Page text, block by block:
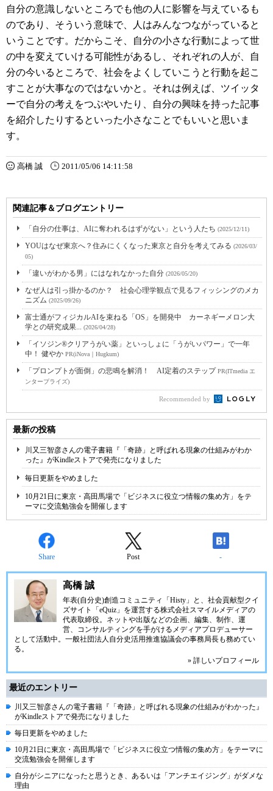
自分の意識しないところでも他の人に影響を与えているも
のであり、そういう意味で、人はみんなつながっていると
いうことです。だからこそ、自分の小さな行動によって世
の中を変えていける可能性があるし、それぞれの人が、自
分の今いるところで、社会をよくしていこうと行動を起こ
すことが大事なのではないかと。それは例えば、ツイッタ
ーで自分の考えをつぶやいたり、自分の興味を持った記事
を紹介したりするといった小さなことでもいいと思いま
す。
高橋 誠 2011/05/06 14:11:58
関連記事＆ブログエントリー
「自分の仕事は、AIに奪われるはずがない」という人たち (2025/12/11)
YOUはなぜ東京へ？住みにくくなった東京と自分を考えてみる (2026/03/
05)
「違いがわかる男」にはなれなかった自分 (2026/05/20)
なぜ人は引っ掛かるのか？ 社会心理学観点で見るフィッシングのメカ
ニズム (2025/09/26)
富士通がフィジカルAIを束ねる「OS」を開発中 カーネギーメロン大
学との研究成果... (2026/04/28)
「イソジン®クリアうがい薬」といっしょに「うがいパワー」で一年
中！ 健やか PR(iNova｜Hugkum)
「プロンプトが面倒」の悲鳴を解消！ AI定着のステップPR(ITmedia エ
ンタープライズ)
Recommended by
最新の投稿
川又三智彦さんの電子書籍『「奇跡」と呼ばれる現象の仕組みがわか
った』がKindleストアで発売になりました
毎日更新をやめました
10月21日に東京・高田馬場で「ビジネスに役立つ情報の集め方」をテ
ーマに交流勉強会を開催します
Share Post -
高橋 誠
年表(自分史)創造コミュニティ「 Histy 」と、社会貢献型クイ
ズサイト「 eQuiz 」を運営する株式会社スマイルメディアの
代表取締役。ネットや出版などの企画、編集、制作、運
営、コンサルティングを手がけるメディアプロデューサー
として活動中。 一般社団法人自分史活用推進協議会の事務局長も務めてい
る。
» 詳しいプロフィール
最近のエントリー
川又三智彦さんの電子書籍『「奇跡」と呼ばれる現象の仕組みがわかった』
がKindleストアで発売になりました
毎日更新をやめました
10月21日に東京・高田馬場で「ビジネスに役立つ情報の集め方」をテーマに
交流勉強会を開催します
自分がシニアになったと思うとき、あるいは「アンチエイジング」がダメな
理由